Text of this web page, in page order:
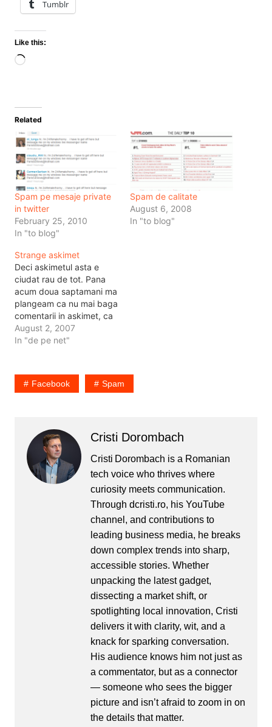
Tumblr
Like this:
Loading…
Related
Spam pe mesaje private
in twitter
February 25, 2010
In "to blog"
Spam de calitate
August 6, 2008
In "to blog"
Strange askimet
Deci askimetul asta e
ciudat rau de tot. Pana
acum doua saptamani ma
plangeam ca nu mai baga
comentarii in askimet, ca
nu mai vin spamuri. Acum
a trebuit sa pun niste
ca sa nu ajunga pe blog
anumite cuvinte ce nu
August 2, 2007
In "de pe net"
Facebook Spam
Cristi Dorombach
Cristi Dorombach is a Romanian
tech voice who thrives where
curiosity meets communication.
Through dcristi.ro, his YouTube
channel, and contributions to
leading business media, he breaks
down complex trends into sharp,
accessible stories. Whether
unpacking the latest gadget,
dissecting a market shift, or
spotlighting local innovation, Cristi
delivers it with clarity, wit, and a
knack for sparking conversation.
His audience knows him not just as
a commentator, but as a connector
— someone who sees the bigger
picture and isn’t afraid to zoom in on
the details that matter.